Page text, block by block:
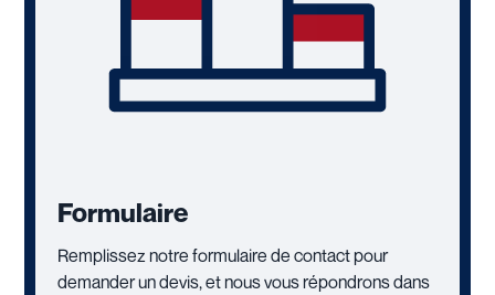
Formulaire
Remplissez notre formulaire de contact pour
demander un devis, et nous vous répondrons dans